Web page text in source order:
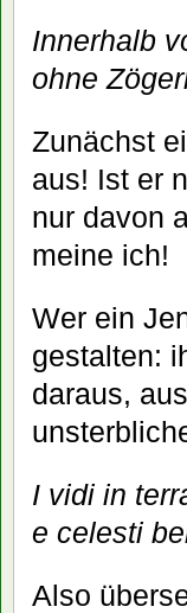
Innerhalb
ohne
Zunächst
aus! Ist er
nur davon
meine ich!
Wer ein
gestalten:
daraus,
I vidi in
e celesti
Also